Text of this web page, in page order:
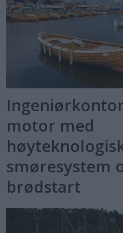
motor med
smøresystem
brødstart